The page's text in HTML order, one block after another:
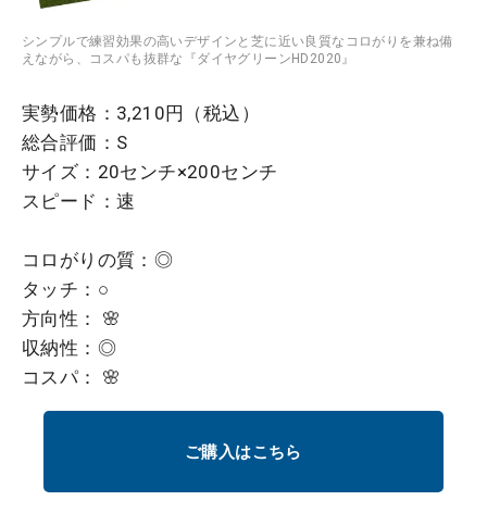
シンプルで練習効果の高いデザインと芝に近い良質なコロがりを兼ね備
えながら、コスパも抜群な『ダイヤグリーンHD2020』
実勢価格：3,210円（税込）
総合評価：S
サイズ：20センチ×200センチ
スピード：速
コロがりの質：◎
タッチ：○
方向性： 🌸
収納性：◎
コスパ： 🌸
ご購入はこちら